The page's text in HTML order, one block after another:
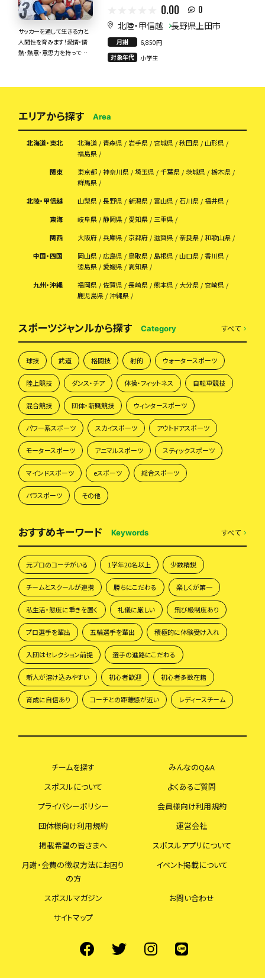
サッカーを通して生きる力と
人間性を育みます！愛情・情
熱・熱意・意思力を持って全
0.00 0
北陸・甲信越 長野県上田市
月謝
6,850円
対象年代
小学生
エリアから探す Area
北海道・東北 北海道 青森県 岩手県 宮城県 秋田県
山形県
福島県
関東
東京都 神奈川県 埼玉県 千葉県 茨城県
栃木県
群馬県
北陸・甲信越
山梨県 長野県 新潟県 富山県 石川県
福井県
東海
岐阜県 静岡県 愛知県
三重県
関西
大阪府 兵庫県 京都府 滋賀県 奈良県
和歌山県
中国・四国
岡山県 広島県 鳥取県 島根県 山口県
香川県
徳島県
愛媛県
高知県
九州・沖縄
福岡県 佐賀県 長崎県 熊本県 大分県
宮崎県
鹿児島県
沖縄県
スポーツジャンルから探す Category すべて
球技 武道 格闘技 射的 ウォータースポーツ
陸上競技 ダンス・チア 体操・フィットネス 自転車競技
混合競技 団体・新興競技 ウィンタースポーツ
パワー系スポーツ スカイスポーツ アウトドアスポーツ
モータースポーツ アニマルスポーツ スティックスポーツ
マインドスポーツ eスポーツ 総合スポーツ
パラスポーツ その他
おすすめキーワード Keywords すべて
元プロのコーチがいる 1学年20名以上 少数精鋭
チームとスクールが連携 勝ちにこだわる 楽しくが第一
私生活・態度に重きを置く 礼儀に厳しい 飛び級制度あり
プロ選手を輩出 五輪選手を輩出 積極的に体験受け入れ
入団はセレクション前提 選手の進路にこだわる
新人が溶け込みやすい 初心者歓迎 初心者多数在籍
育成に自信あり コーチとの距離感が近い レディースチーム
チームを探す
みんなのQ&A
スポスルについて
よくあるご質問
プライバシーポリシー
会員様向け利用規約
団体様向け利用規約
運営会社
掲載希望の皆さまへ
スポスルアプリについて
月謝・会費の徴収方法にお困り
の方
イベント掲載について
スポスルマガジン
お問い合わせ
サイトマップ